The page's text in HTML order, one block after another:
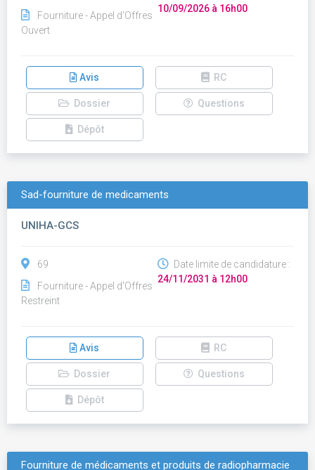
Fourniture - Appel d'Offres
Ouvert
10/09/2026 à 16h00
Avis RC
Dossier Questions
Dépôt
Sad-fourniture de medicaments
UNIHA-GCS
69
Fourniture - Appel d'Offres
Restreint
Date limite de candidature :
24/11/2031 à 12h00
Avis RC
Dossier Questions
Dépôt
Fourniture de médicaments et produits de radiopharmacie